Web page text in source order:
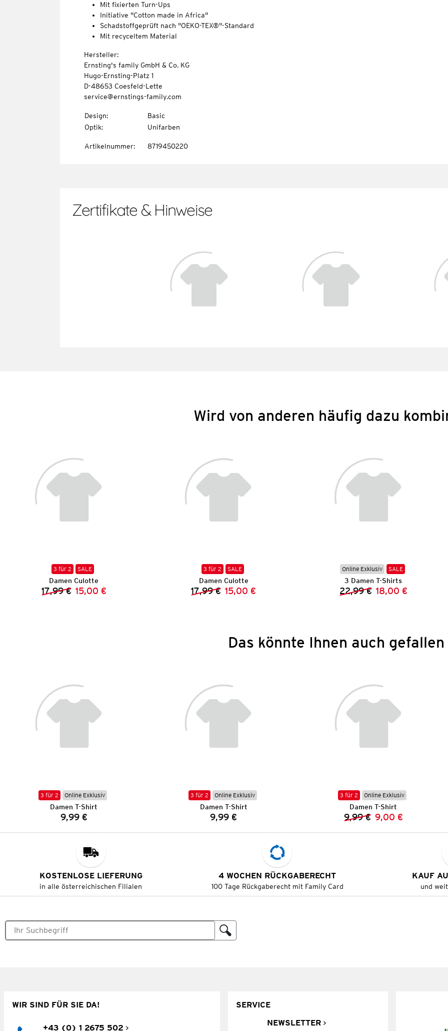
Mit fixierten Turn-Ups
Initiative "Cotton made in Africa"
Schadstoffgeprüft nach "OEKO-TEX®"-Standard
Mit recyceltem Material
Hersteller:
Ernsting's family GmbH & Co. KG
Hugo-Ernsting-Platz 1
D-48653 Coesfeld-Lette
service@ernstings-family.com
Design:
Basic
Optik: Unifarben
Artikelnummer: 8719450220
Zertifikate & Hinweise
Wird von anderen häufig dazu
3 für 2 SALE
Damen Culotte
Vorheriger Preis:
17,99 € Neuer Preis:
15,00 €
3 für 2 SALE
Damen Culotte
Vorheriger Preis:
17,99 € Neuer Preis:
15,00 €
Online Exklusiv SALE
3 Damen T-Shirts
Vorheriger Preis:
22,99 € Neuer Preis:
18,00 €
Das könnte Ihnen auch gefallen
3 für 2 Online Exklusiv
Damen T-Shirt
Preis:
9,99 €
3 für 2 Online Exklusiv
Damen T-Shirt
Preis:
9,99 €
3 für 2 Online Exklusiv
Damen T-Shirt
Vorheriger Preis:
9,99 € Neuer Preis:
9,00 €
KOSTENLOSE LIEFERUNG
in alle österreichischen Filialen
4 WOCHEN RÜCKGABERECHT
100 Tage Rückgaberecht mit Family Card
KAUF
und
WIR SIND FÜR SIE DA!
+43 (0) 1 2675 502
SERVICE
NEWSLETTER